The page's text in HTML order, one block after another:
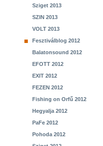
Sziget 2013
SZIN 2013
VOLT 2013
Fesztiválblog 2012
Balatonsound 2012
EFOTT 2012
EXIT 2012
FEZEN 2012
Fishing on Orfű 2012
Hegyalja 2012
PaFe 2012
Pohoda 2012